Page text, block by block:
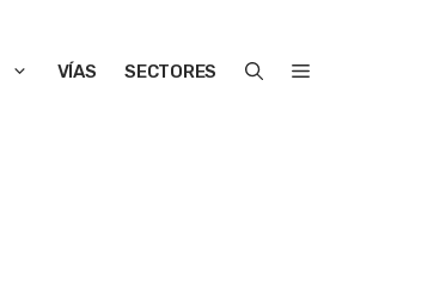
VÍAS SECTORES